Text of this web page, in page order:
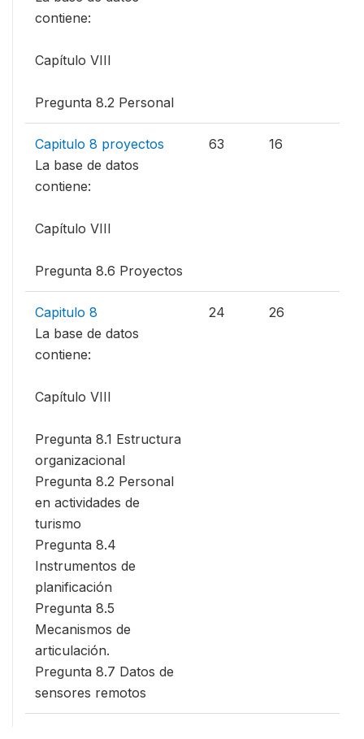
contiene:
Capítulo VIII
Pregunta 8.2 Personal
Capitulo 8 proyectos
La base de datos
contiene:
Capítulo VIII
Pregunta 8.6 Proyectos
63 16
Capitulo 8
La base de datos
contiene:
Capítulo VIII
Pregunta 8.1 Estructura
organizacional
Pregunta 8.2 Personal
en actividades de
turismo
Pregunta 8.4
Instrumentos de
planificación
Pregunta 8.5
Mecanismos de
articulación.
Pregunta 8.7 Datos de
sensores remotos
24 26